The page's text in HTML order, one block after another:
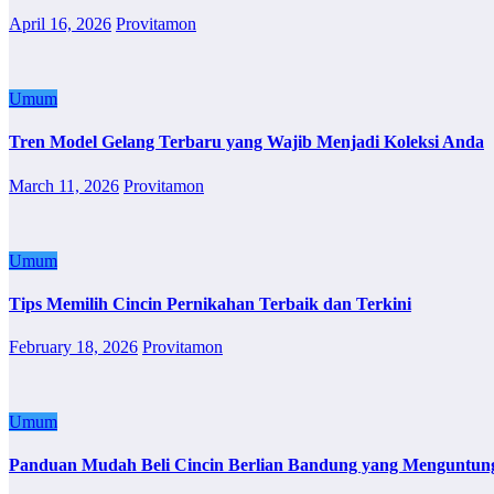
April 16, 2026 Provitamon
Umum
Tren Model Gelang Terbaru yang Wajib Menjadi Koleksi Anda
March 11, 2026 Provitamon
Umum
Tips Memilih Cincin Pernikahan Terbaik dan Terkini
February 18, 2026 Provitamon
Umum
Panduan Mudah Beli Cincin Berlian Bandung yang